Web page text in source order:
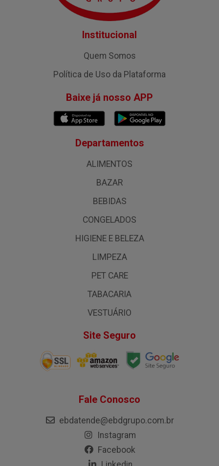
Institucional
Quem Somos
Política de Uso da Plataforma
Baixe já nosso APP
Departamentos
ALIMENTOS
BAZAR
BEBIDAS
CONGELADOS
HIGIENE E BELEZA
LIMPEZA
PET CARE
TABACARIA
VESTUÁRIO
Site Seguro
Fale Conosco
ebdatende@ebdgrupo.com.br
Instagram
Facebook